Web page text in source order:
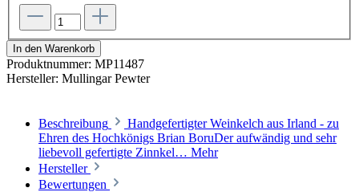
In den Warenkorb
Produktnummer: MP11487
Hersteller: Mullingar Pewter
Beschreibung
Handgefertigter Weinkelch aus Irland - zu
Ehren des Hochkönigs Brian BoruDer aufwändig und sehr
liebevoll gefertigte Zinnkel… Mehr
Hersteller
Bewertungen